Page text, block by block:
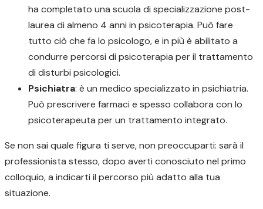
ha completato una scuola di specializzazione post-
laurea di almeno 4 anni in psicoterapia. Può fare
tutto ciò che fa lo psicologo, e in più è abilitato a
condurre percorsi di psicoterapia per il trattamento
di disturbi psicologici.
Psichiatra: è un medico specializzato in psichiatria.
Può prescrivere farmaci e spesso collabora con lo
psicoterapeuta per un trattamento integrato.
Se non sai quale figura ti serve, non preoccuparti: sarà il
professionista stesso, dopo averti conosciuto nel primo
colloquio, a indicarti il percorso più adatto alla tua
situazione.